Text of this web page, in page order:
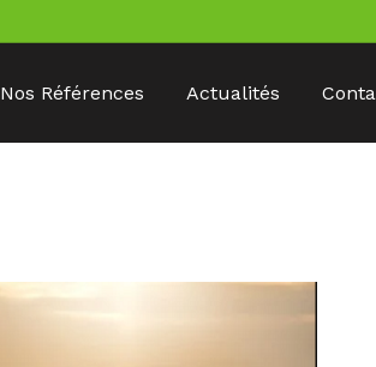
Nos Références Actualités